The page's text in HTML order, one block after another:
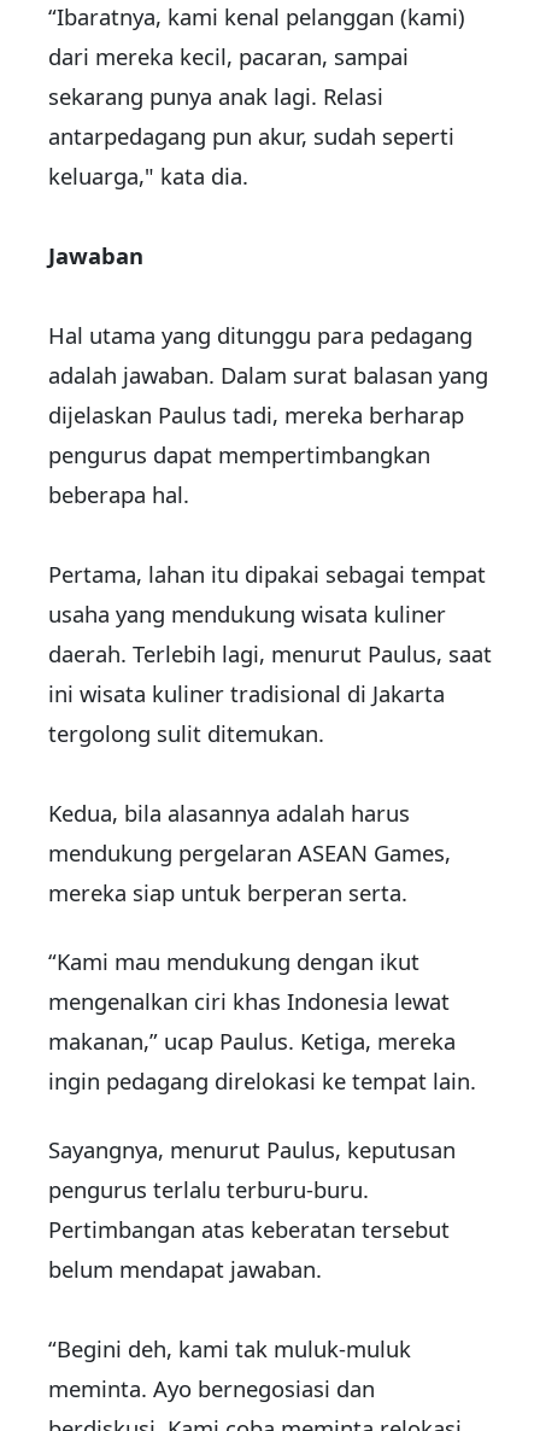
“Ibaratnya, kami kenal pelanggan (kami)
dari mereka kecil, pacaran, sampai
sekarang punya anak lagi. Relasi
antarpedagang pun akur, sudah seperti
keluarga," kata dia.
Jawaban
Hal utama yang ditunggu para pedagang
adalah jawaban. Dalam surat balasan yang
dijelaskan Paulus tadi, mereka berharap
pengurus dapat mempertimbangkan
beberapa hal.
Pertama, lahan itu dipakai sebagai tempat
usaha yang mendukung wisata kuliner
daerah. Terlebih lagi, menurut Paulus, saat
ini wisata kuliner tradisional di Jakarta
tergolong sulit ditemukan.
Kedua, bila alasannya adalah harus
mendukung pergelaran ASEAN Games,
mereka siap untuk berperan serta.
“Kami mau mendukung dengan ikut
mengenalkan ciri khas Indonesia lewat
makanan,” ucap Paulus. Ketiga, mereka
ingin pedagang direlokasi ke tempat lain.
Sayangnya, menurut Paulus, keputusan
pengurus terlalu terburu-buru.
Pertimbangan atas keberatan tersebut
belum mendapat jawaban.
“Begini deh, kami tak muluk-muluk
meminta. Ayo bernegosiasi dan